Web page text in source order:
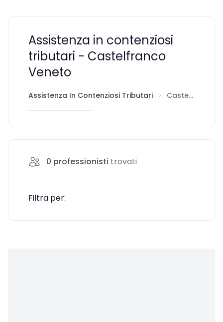
Assistenza in contenziosi
tributari - Castelfranco
Veneto
Assistenza In Contenziosi Tributari Castelfranco Veneto
0 professionisti trovati
Filtra per: